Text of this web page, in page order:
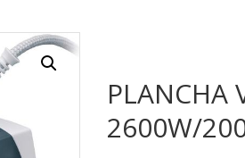
PLANCHA
2600W/